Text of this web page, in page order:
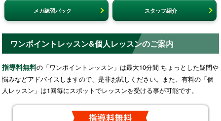
メガ練習パック スタッフ紹介
ワンポイントレッスン&個人レッスンのご案内
指導料無料の「ワンポイントレッスン」は最大10分間 ちょっとした疑問や
悩みなどアドバイスしますので、是非お試しください。また、有料の「個
人レッスン」は1回毎にスポットでレッスンを受ける事が可能です。